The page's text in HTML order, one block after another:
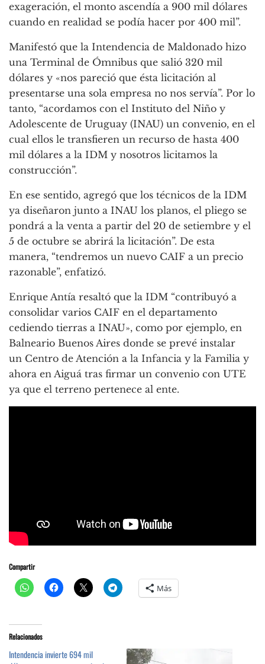
exageración, el monto ascendía a 900 mil dólares
cuando en realidad se podía hacer por 400 mil”.
Manifestó que la Intendencia de Maldonado hizo
una Terminal de Ómnibus que salió 320 mil
dólares y «nos pareció que ésta licitación al
presentarse una sola empresa no nos servía”. Por lo
tanto, “acordamos con el Instituto del Niño y
Adolescente de Uruguay (INAU) un convenio, en el
cual ellos le transfieren un recurso de hasta 400
mil dólares a la IDM y nosotros licitamos la
construcción”.
En ese sentido, agregó que los técnicos de la IDM
ya diseñaron junto a INAU los planos, el pliego se
pondrá a la venta a partir del 20 de setiembre y el
5 de octubre se abrirá la licitación”. De esta
manera, “tendremos un nuevo CAIF a un precio
razonable”, enfatizó.
Enrique Antía resaltó que la IDM “contribuyó a
consolidar varios CAIF en el departamento
cediendo tierras a INAU», como por ejemplo, en
Balneario Buenos Aires donde se prevé instalar
un Centro de Atención a la Infancia y la Familia y
ahora en Aiguá tras firmar un convenio con UTE
ya que el terreno pertenece al ente.
Compartir
Más
Relacionados
Intendencia invierte 694 mil